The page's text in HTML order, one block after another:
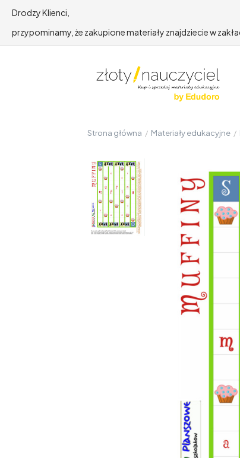
Drodzy Klienci,
przypominamy, że zakupione materiały znajdziecie w
Strona główna / Materiały edukacyjne /